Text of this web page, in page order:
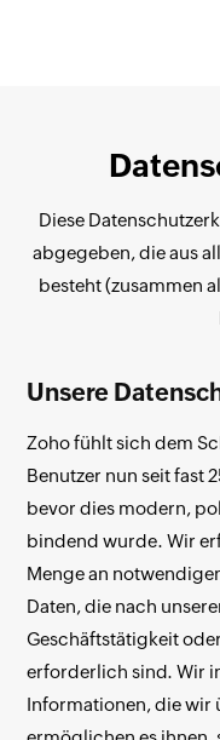
Diese
abgegeben, die aus
besteht (zusammen
Unsere
Zoho fühlt sich dem
Benutzer nun seit fast
bevor dies modern,
bindend wurde. Wir
Menge an
Daten, die nach
Geschäftstätigkeit
erforderlich sind. Wir
Informationen, die wir